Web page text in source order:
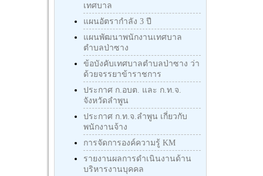
เทศบาล
แผนอัตรากำลัง 3 ปี
แผนพัฒนาพนักงานเทศบาล
ตำบลป่าซาง
ข้อบังคับเทศบาลตำบลป่าซาง ว่า
ด้วยจรรยาข้าราชการ
ประกาศ ก.อบต. และ ก.ท.จ.
จังหวัดลำพูน
ประกาศ ก.ท.จ.ลำพูน เกี่ยวกับ
พนักงานจ้าง
การจัดการองค์ความรู้ KM
รายงานผลการดำเนินงานด้าน
บริหารงานบุคคล